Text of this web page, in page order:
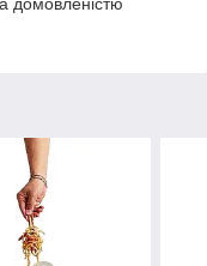
домовленістю